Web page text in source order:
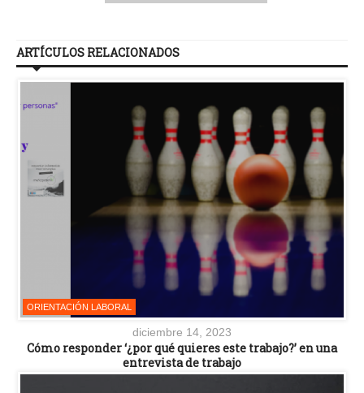
ARTÍCULOS RELACIONADOS
ORIENTACIÓN LABORAL
diciembre 14, 2023
Cómo responder ‘¿por qué quieres este trabajo?’ en una
entrevista de trabajo